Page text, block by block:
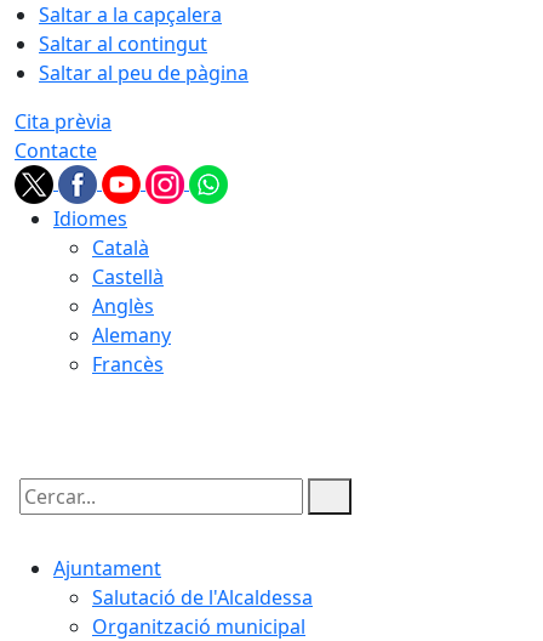
Saltar a la capçalera
Saltar al contingut
Saltar al peu de pàgina
Cita prèvia
Contacte
Idiomes
Català
Castellà
Anglès
Alemany
Francès
Cercar:
Ajuntament
Salutació de l'Alcaldessa
Organització municipal